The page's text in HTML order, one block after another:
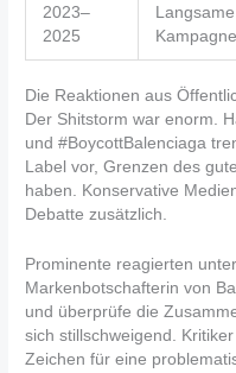
2023–
2025
Die Reaktionen aus
Der Shitstorm war enorm.
und #BoycottBalenciaga
Label vor, Grenzen des
haben. Konservative
Debatte zusätzlich.
Prominente reagierten
Markenbotschafterin von
und überprüfe die
sich stillschweigend.
Zeichen für eine